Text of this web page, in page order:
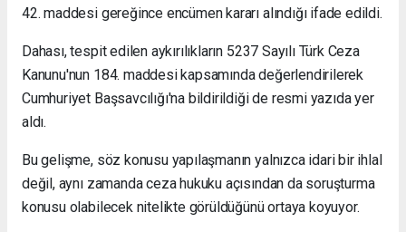
42. maddesi gereğince encümen kararı alındığı ifade edildi.
Dahası, tespit edilen aykırılıkların 5237 Sayılı Türk Ceza
Kanunu'nun 184. maddesi kapsamında değerlendirilerek
Cumhuriyet Başsavcılığı'na bildirildiği de resmi yazıda yer
aldı.
Bu gelişme, söz konusu yapılaşmanın yalnızca idari bir ihlal
değil, aynı zamanda ceza hukuku açısından da soruşturma
konusu olabilecek nitelikte görüldüğünü ortaya koyuyor.